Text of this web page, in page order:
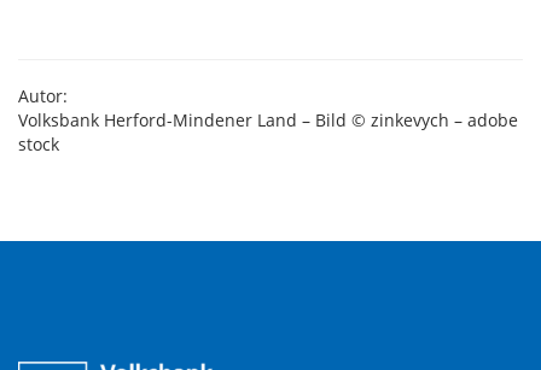
Autor:
Volksbank Herford-Mindener Land – Bild © zinkevych – adobe
stock